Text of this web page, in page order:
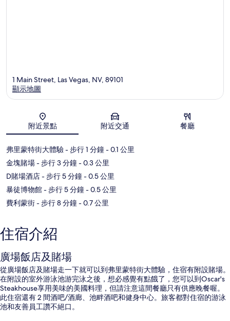
地圖
1 Main Street, Las Vegas, NV, 89101
顯示地圖
附近景點 附近交通 餐廳
弗里蒙特街大體驗- 步行 1 分鐘- 0.1 公里
金塊賭場- 步行 3 分鐘- 0.3 公里
D賭場酒店- 步行 5 分鐘- 0.5 公里
暴徒博物館- 步行 5 分鐘- 0.5 公里
費利蒙街- 步行 8 分鐘- 0.7 公里
住宿介紹
廣場飯店及賭場
從廣場飯店及賭場走一下就可以到弗里蒙特街大體驗，住宿有附設賭場。
在附設的室外游泳池游完泳之後，想必感覺有點餓了，您可以到Oscar's
Steakhouse享用美味的美國料理，但請注意這間餐廳只有供應晚餐喔。
此住宿還有 2 間酒吧/酒廊、池畔酒吧和健身中心。旅客都對住宿的游泳
池和友善員工讚不絕口。